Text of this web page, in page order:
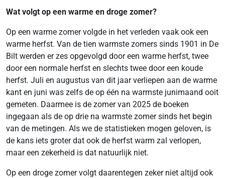
Wat volgt op een warme en droge zomer?
Op een warme zomer volgde in het verleden vaak ook een
warme herfst. Van de tien warmste zomers sinds 1901 in De
Bilt werden er zes opgevolgd door een warme herfst, twee
door een normale herfst en slechts twee door een koude
herfst. Juli en augustus van dit jaar verliepen aan de warme
kant en juni was zelfs de op één na warmste junimaand ooit
gemeten. Daarmee is de zomer van 2025 de boeken
ingegaan als de op drie na warmste zomer sinds het begin
van de metingen. Als we de statistieken mogen geloven, is
de kans iets groter dat ook de herfst warm zal verlopen,
maar een zekerheid is dat natuurlijk niet.
Op een droge zomer volgt daarentegen zeker niet altijd ook